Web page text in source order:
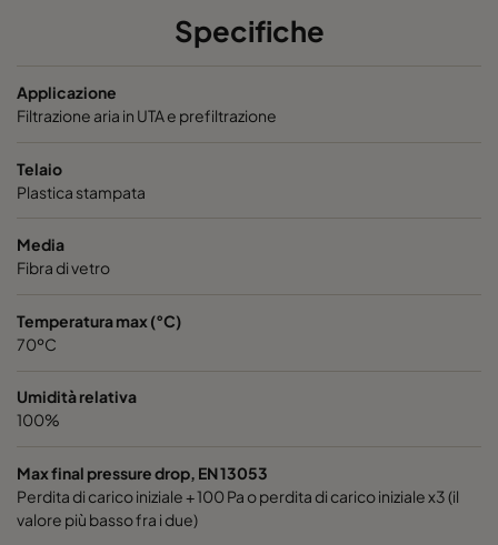
Hi-Flo XLS 6/520 2550 :: 592x490x520-6-25
Hi-Flo XLS 6/520 2550 :: 592x287x520-6-25
Hi-Flo XLS 6/370 2550 :: 592x490x370-6-25
Hi-Flo XLS 6/370 2550 :: 592x287x370-6-25 ePM2,5
Specifiche
Applicazione
Filtrazione aria in UTA e prefiltrazione
Telaio
Plastica stampata
Media
Fibra di vetro
Temperatura max (°C)
70ºC
Umidità relativa
100%
Max final pressure drop, EN 13053
Perdita di carico iniziale + 100 Pa o perdita di carico iniziale x3 (il
valore più basso fra i due)